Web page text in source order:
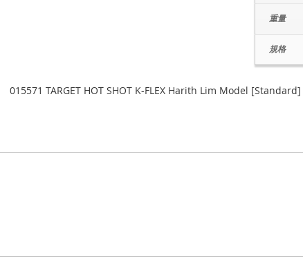
重量
規格
015571 TARGET HOT SHOT K-FLEX Harith Lim Model [Standard]